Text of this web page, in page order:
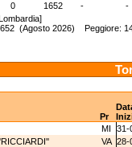
0 1652 -
-
(Agosto 2026) Peggiore:
Pr
MI
31-
VA 28-